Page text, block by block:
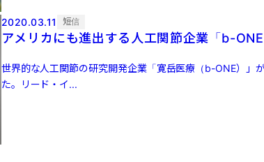
2020.03.11 短信
アメリカにも進出する人工関節企業「b-
世界的な人工関節の研究開発企業「寛岳医療（b-ONE）」
た。リード・イ...